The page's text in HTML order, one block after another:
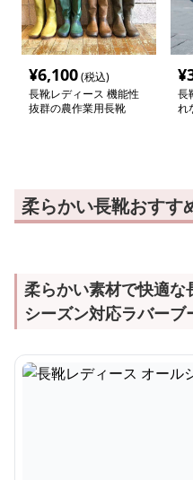
¥6,100(税込)
長靴レディース 機能性
抜群の農作業用長靴
¥
長
れ
柔らかい長靴おすす
柔らかい素材で快適
シーズン対応ラバーブ